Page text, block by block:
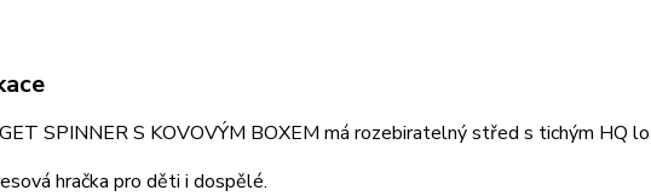
SPINNER S KOVOVÝM BOXEM má rozebiratelný střed s tichým HQ
hračka pro děti i dospělé.